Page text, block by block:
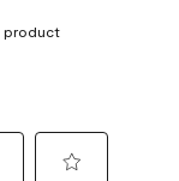
product